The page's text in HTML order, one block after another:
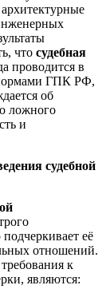
что судебная
проводится в
нормами ГПК РФ,
об
ложного
и
судебной
её
отношений.
к
являются: